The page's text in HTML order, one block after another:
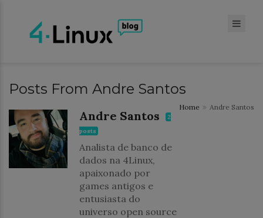
Posts From Andre Santos
Home Andre Santos
Andre Santos
2
posts
Analista de banco de
dados na 4Linux,
apaixonado por
games antigos e
entusiasta do
universo open source